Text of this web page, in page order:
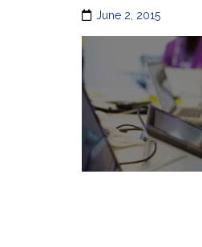
June 2, 2015